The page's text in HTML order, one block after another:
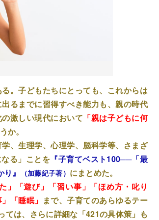
。子どもたちにとっても、これからは
るまでに習得すべき能力も、親の時代
激しい現代において 「親は子どもに何
か。
、生理学、心理学、脳科学等、さまざ
る」ことを 『子育てベスト100──「最
』
（加藤紀子著） にまとめた。
」「遊び」「習い事」「ほめ方・叱り
「睡眠」 まで、子育てのあらゆるテー
ては、さらに詳細な「421の具体策」も